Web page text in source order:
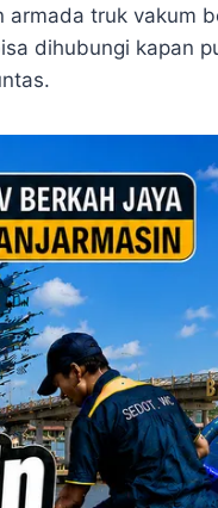
armada truk vakum
dihubungi kapan